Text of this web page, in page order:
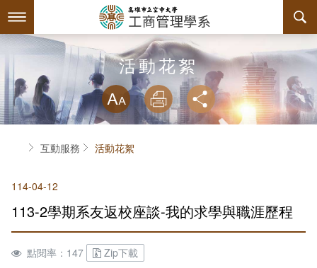
到
要
最新消息
系所簡介
關於本系
本系特色
教育目標與核心能力
系主任介紹
工商系訊
師資陣容
課程規劃
課程簡介
課程總覽
授課大綱
互動服務
檔案下載
相關連結
組織章程
回空大首頁
活動花絮
略過字型切
放大
列印 分享
首頁互動服務 活動花絮
114-04-12
113-2學期系友返校座談-我的求學與職涯歷程
點閱率：147 Zip下載